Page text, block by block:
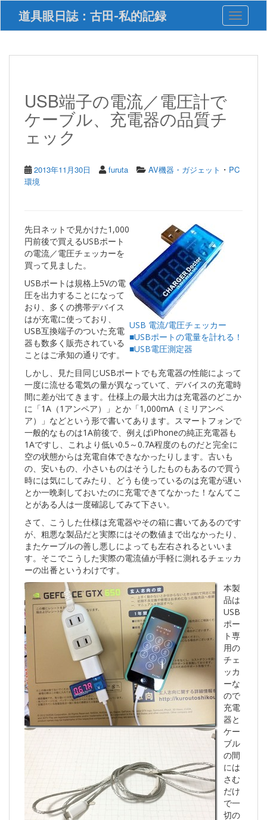
i
道具眼日誌：古田-私的記録 Toggle
USB端子の電流／電圧計で
ケーブル、充電器の品質チ
ェック
2013年11月30日 furuta AV機器・ガジェット ・ PC
環境
USB 電流/電圧チェッカー
■USBポートの電量を計れる！
■USB電圧測定器
先日ネットで見かけた1,000
円前後で買えるUSBポート
の電流／電圧チェッカーを
買って見ました。
USBポートは規格上5Vの電
圧を出力することになって
おり、多くの携帯デバイス
はが充電に使っており、
USB互換端子のついた充電
器も数多く販売されている
ことはご承知の通りです。
しかし、見た目同じUSBポートでも充電器の性能によって
一度に流せる電気の量が異なっていて、デバイスの充電時
間に差が出てきます。仕様上の最大出力は充電器のどこか
に「1A（1アンペア）」とか「1,000mA（ミリアンペ
ア）」などという形で書いてあります。スマートフォンで
一般的なものは1A前後で、例えばiPhoneの純正充電器も
1Aですし、これより低い0.5～0.7A程度のものだと完全に
空の状態からは充電自体できなかったりします。古いも
の、安いもの、小さいものはそうしたものもあるので買う
時には気にしてみたり、どうも使っているのは充電が遅い
とか一晩刺しておいたのに充電できてなかった！なんてこ
とがある人は一度確認してみて下さい。
さて、こうした仕様は充電器やその箱に書いてあるのです
が、粗悪な製品だと実際にはその数値まで出なかったり、
またケーブルの善し悪しによっても左右されるといいま
す。そこでこうした実際の電流値が手軽に測れるチェッカ
ーの出番というわけです。
本製
品は
USB
ポー
ト専
用の
チェ
ッカ
ーな
ので
充電
器と
ケー
ブル
の間
には
さむ
だけ
で一
切の